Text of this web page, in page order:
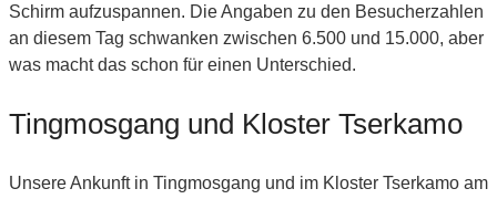
Schirm aufzuspannen. Die Angaben zu den Besucherzahlen
an diesem Tag schwanken zwischen 6.500 und 15.000, aber
was macht das schon für einen Unterschied.
Tingmosgang und Kloster Tserkamo
Unsere Ankunft in Tingmosgang und im Kloster Tserkamo am